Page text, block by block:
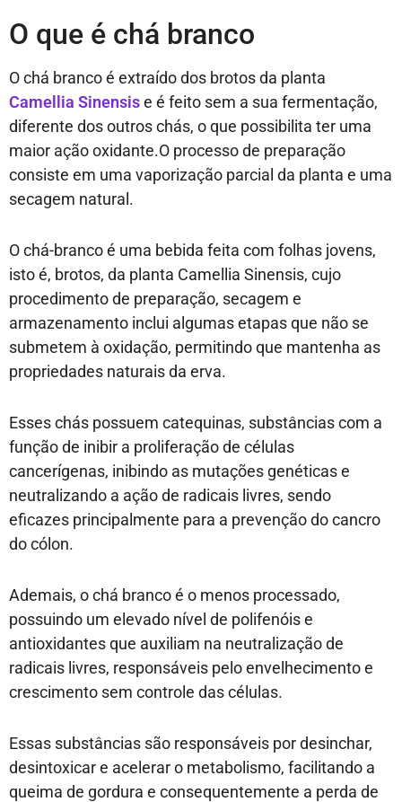
O que é chá branco
O chá branco é extraído dos brotos da planta
Camellia Sinensise é feito sem a sua fermentação,
diferente dos outros chás, o que possibilita ter uma
maior ação oxidante.O processo de preparação
consiste em uma vaporização parcial da planta e uma
secagem natural.
O chá-branco é uma bebida feita com folhas jovens,
isto é, brotos, da planta Camellia Sinensis, cujo
procedimento de preparação, secagem e
armazenamento inclui algumas etapas que não se
submetem à oxidação, permitindo que mantenha as
propriedades naturais da erva.
Esses chás possuem catequinas, substâncias com a
função de inibir a proliferação de células
cancerígenas, inibindo as mutações genéticas e
neutralizando a ação de radicais livres, sendo
eficazes principalmente para a prevenção do cancro
do cólon.
Ademais, o chá branco é o menos processado,
possuindo um elevado nível de polifenóis e
antioxidantes que auxiliam na neutralização de
radicais livres, responsáveis pelo envelhecimento e
crescimento sem controle das células.
Essas substâncias são responsáveis por desinchar,
desintoxicar e acelerar o metabolismo, facilitando a
queima de gordura e consequentemente a perda de